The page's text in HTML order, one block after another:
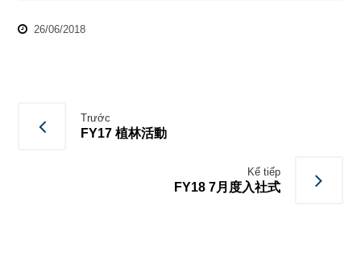
26/06/2018
Trước
FY17 植林活動
Kế tiếp
FY18 7月度入社式